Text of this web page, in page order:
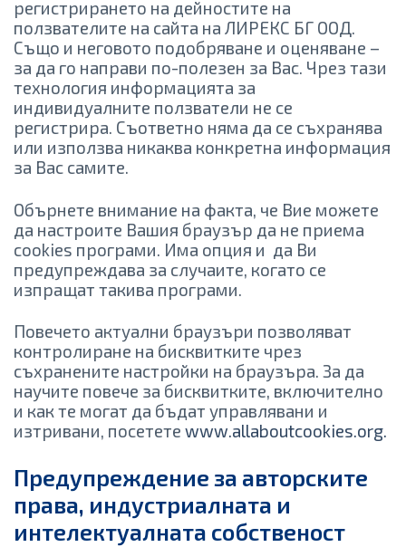
регистрирането на дейностите на
ползвателите на сайта на ЛИРЕКС БГ ООД.
Също и неговото подобряване и оценяване –
за да го направи по-полезен за Вас. Чрез тази
технология информацията за
индивидуалните ползватели не се
регистрира. Съответно няма да се съхранява
или използва никаква конкретна информация
за Вас самите.
Обърнете внимание на факта, че Вие можете
да настроите Вашия браузър да не приема
cookies програми. Има опция и да Ви
предупреждава за случаите, когато се
изпращат такива програми.
Повечето актуални браузъри позволяват
контролиране на бисквитките чрез
съхранените настройки на браузъра. За да
научите повече за бисквитките, включително
и как те могат да бъдат управлявани и
изтривани, посетете www.allaboutcookies.org.
Предупреждение за авторските
права, индустриалната и
интелектуалната собственост